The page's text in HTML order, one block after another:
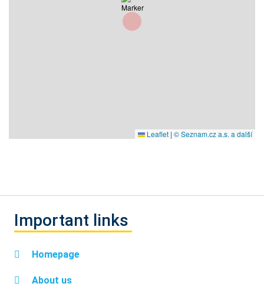
Leaflet | © Seznam.cz a.s. a další
Important links
Homepage
About us